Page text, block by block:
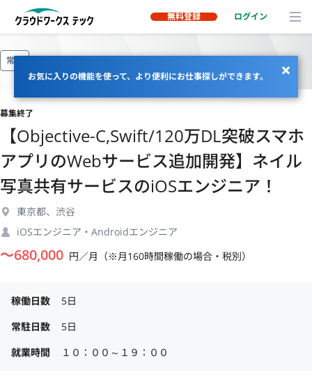
無料登録 ログイン
お気に入りの機能を使って、より便利にお仕事探しができます。
常駐
募集終了
【Objective-C,Swift/120万DL突破スマホ
アプリのWebサービス追加開発】ネイル
写真共有サービスのiOSエンジニア！
東京都、渋谷
iOSエンジニア・Androidエンジニア
〜680,000 円／月（※月160時間稼働の場合・税別）
稼働日数
5日
常駐日数
5日
就業時間
１０：００～１９：００